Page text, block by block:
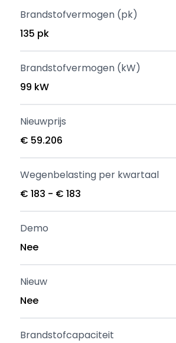
Brandstofvermogen (pk)
135 pk
Brandstofvermogen (kW)
99 kW
Nieuwprijs
€ 59.206
Wegenbelasting per kwartaal
€ 183 - € 183
Demo
Nee
Nieuw
Nee
Brandstofcapaciteit